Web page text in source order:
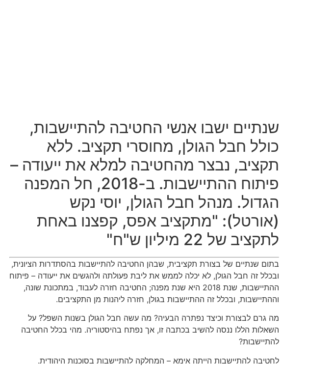
שנתיים ישבו אנשי החטיבה להתיישבות,
כולל חבל הגולן, מחוסרי תקציב. ללא
תקציב, נבצר מהחטיבה למלא את ייעודה –
פיתוח ההתיישבות. ב-2018, חל המפנה
הגדול. מנהל חבל הגולן, יוסי נקש
(אורטל): "מתקציב אפס, קפצנו באחת
לתקציב של 22 מיליון ש"ח"
בתום שנתיים של בצורת תקציבית, שבהן החטיבה להתיישבות בהסתדרות הציונית,
ובכלל זה חבל הגולן, לא יכלה לממש את ליבת פעולתה ולהגשים את ייעודה – פיתוח
ההתיישבות, שנת 2018 היא שנת מפנה; החטיבה חזרה לעבוד, במתכונת שונה,
וההתיישבות, ובכלל זה ההתיישבות בגולן, חזרה ליהנות מן התקציבים.
מה גרם לבצורת וכיצד נפתרה הבעיה? מה עשה חבל הגולן בשנות השפל? על
השאלות הללו ננסה להשיב בכתבה זו, אך נפתח בהיסטוריה. מהי בכלל החטיבה
להתיישבות?
לחטיבה להתיישבות הייתה אימא – המחלקה להתיישבות בסוכנות היהודית.